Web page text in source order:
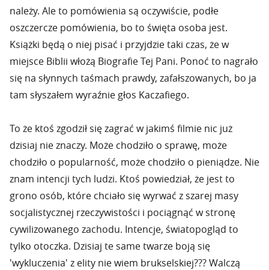
należy. Ale to pomówienia są oczywiście, podłe
oszczercze pomówienia, bo to święta osoba jest.
Książki będą o niej pisać i przyjdzie taki czas, że w
miejsce Biblii włożą Biografie Tej Pani. Ponoć to nagrało
się na słynnych taśmach prawdy, zafałszowanych, bo ja
tam słyszałem wyraźnie głos Kaczafiego.
To że ktoś zgodził się zagrać w jakimś filmie nic już
dzisiaj nie znaczy. Może chodziło o sprawę, może
chodziło o popularność, może chodziło o pieniądze. Nie
znam intencji tych ludzi. Ktoś powiedział, że jest to
grono osób, które chciało się wyrwać z szarej masy
socjalistycznej rzeczywistości i pociągnąć w stronę
cywilizowanego zachodu. Intencje, światopogląd to
tylko otoczka. Dzisiaj te same twarze boją się
'wykluczenia' z elity nie wiem brukselskiej??? Walczą